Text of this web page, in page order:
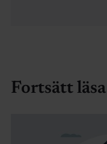
Fortsätt läsa